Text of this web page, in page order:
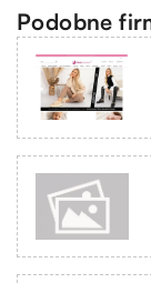
Podobne